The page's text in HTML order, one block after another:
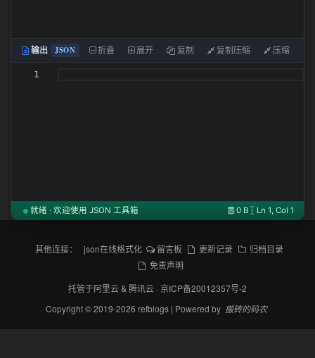
输出 JSON 折叠 展开 复制 复制压缩 压缩
1
就绪 · 欢迎使用 JSON 工具箱 0 B Ln 1, Col 1
其他连接： json在线格式化 留言板 更新记录
归档目录
免责声明
托管于阿里云& 腾讯云 ·京ICP备20012357号-2
Copyright © 2019-2026 refblogs | Powered by 搬砖的码农